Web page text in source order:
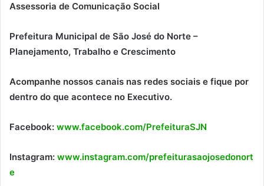
Assessoria de Comunicação Social
Prefeitura Municipal de São José do Norte –
Planejamento, Trabalho e Crescimento
Acompanhe nossos canais nas redes sociais e fique por
dentro do que acontece no Executivo.
Facebook: www.facebook.com/PrefeituraSJN
Instagram: www.instagram.com/prefeiturasaojosedonort
e